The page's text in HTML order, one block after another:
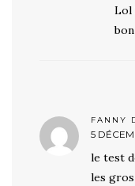
Lol
FANNY
5
le test
les gros